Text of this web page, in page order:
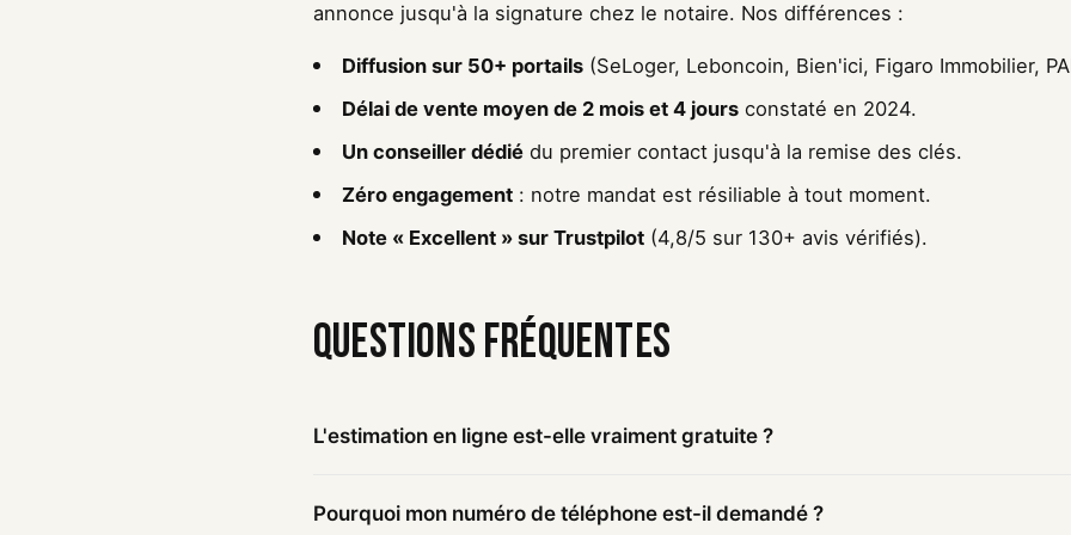
annonce jusqu'à la signature chez le notaire. Nos différences :
Diffusion sur 50+ portails (SeLoger, Leboncoin, Bien'ici, Figaro Immobilier,
Délai de vente moyen de 2 mois et 4 jours constaté en 2024.
Un conseiller dédié du premier contact jusqu'à la remise des clés.
Zéro engagement : notre mandat est résiliable à tout moment.
Note « Excellent » sur Trustpilot (4,8/5 sur 130+ avis vérifiés).
Questions fréquentes
L'estimation en ligne est-elle vraiment gratuite ?
Pourquoi mon numéro de téléphone est-il demandé ?